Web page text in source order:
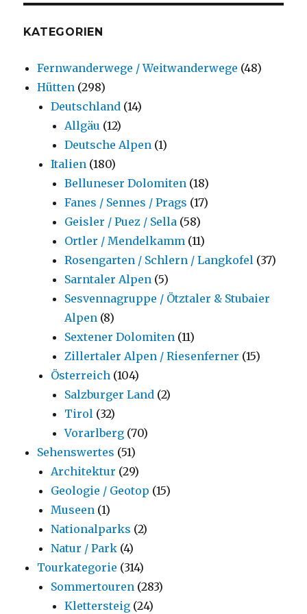
KATEGORIEN
Fernwanderwege / Weitwanderwege (48)
Hütten (298)
Deutschland (14)
Allgäu (12)
Deutsche Alpen (1)
Italien (180)
Belluneser Dolomiten (18)
Fanes / Sennes / Prags (17)
Geisler / Puez / Sella (58)
Ortler / Mendelkamm (11)
Rosengarten / Schlern / Langkofel (37)
Sarntaler Alpen (5)
Sesvennagruppe / Ötztaler & Stubaier
Alpen (8)
Sextener Dolomiten (11)
Zillertaler Alpen / Riesenferner (15)
Österreich (104)
Salzburger Land (2)
Tirol (32)
Vorarlberg (70)
Sehenswertes (51)
Architektur (29)
Geologie / Geotop (15)
Museen (1)
Nationalparks (2)
Natur / Park (4)
Tourkategorie (314)
Sommertouren (283)
Klettersteig (24)